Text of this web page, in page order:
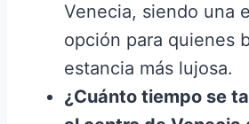
Venecia, siendo una
opción para quienes
estancia más lujosa.
¿Cuánto tiempo se